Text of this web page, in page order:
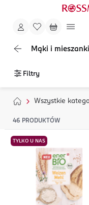
Mąki i
Filtry
Wszystkie
46 PRODUKTÓW
TYLKO U NAS